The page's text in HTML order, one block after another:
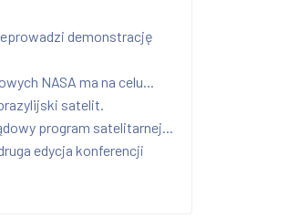
demonstrację
NASA ma na celu...
satelit.
program satelitarnej...
edycja konferencji